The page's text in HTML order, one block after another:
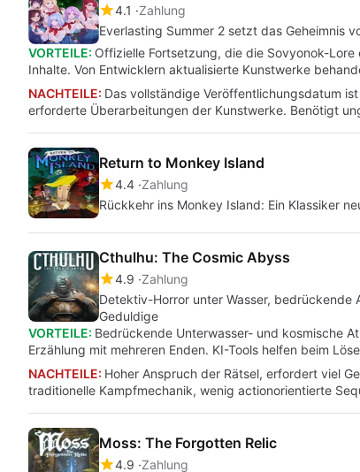
4.1
Zahlung
Everlasting Summer 2 setzt das Geheimnis
VORTEILE: Offizielle Fortsetzung, die die Sovyonok-
Inhalte. Von Entwicklern aktualisierte Kunstwerke
NACHTEILE: Das vollständige Veröffentlichungsdatum
erforderte Überarbeitungen der Kunstwerke. Benötigt
Return to Monkey Island
4.4 Zahlung
Rückkehr ins Monkey Island: Ein Klassiker
Cthulhu: The Cosmic Abyss
4.9 Zahlung
Detektiv-Horror unter Wasser,
Geduldige
VORTEILE: Bedrückende Unterwasser- und kosmische
Erzählung mit mehreren Enden. KI-Tools helfen beim
NACHTEILE: Hoher Anspruch der Rätsel, erfordert viel
traditionelle Kampfmechanik, wenig actionorientierte
Moss: The Forgotten Relic
4.9 Zahlung